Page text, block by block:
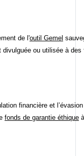
de l'outil Gemel
divulguée ou utilisée à des
financière et
fonds de garantie éthique